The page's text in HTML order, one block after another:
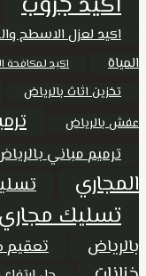
اكيد لعزل الاسطح
المياة
اكيد لمكافحة
تخزين اثاث بالرياض
عفش بالرياض
ترميم مباني
المجاري
تسليك مجاري
بالرياض
تعقيم